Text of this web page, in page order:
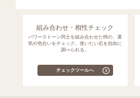
組み合わせ・相性チェック
パワーストーン同士を組み合わせた時の、運
気や色合いをチェック。使いたい石を自由に
調べられる。
チェックツールへ